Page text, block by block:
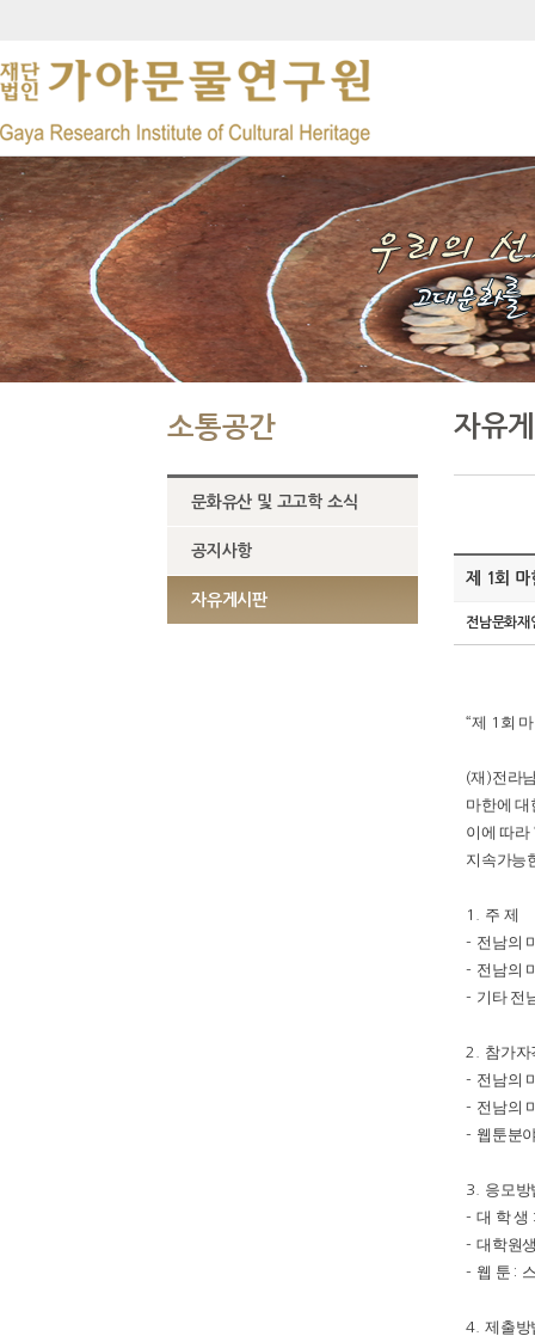
소통공간
문화유산 및 고고학 소식
공지사항
자유게시판
자유
제 1회 마
전남문화재
“제 1 회
(재 )전라
마한에
이에 따라
지속가능
1. 주 제
- 전남의
- 전남의
- 기타 전
2. 참가
- 전남의
- 전남의
- 웹툰분
3. 응모
- 대 학 생
- 대학원
- 웹 툰 :
4. 제출